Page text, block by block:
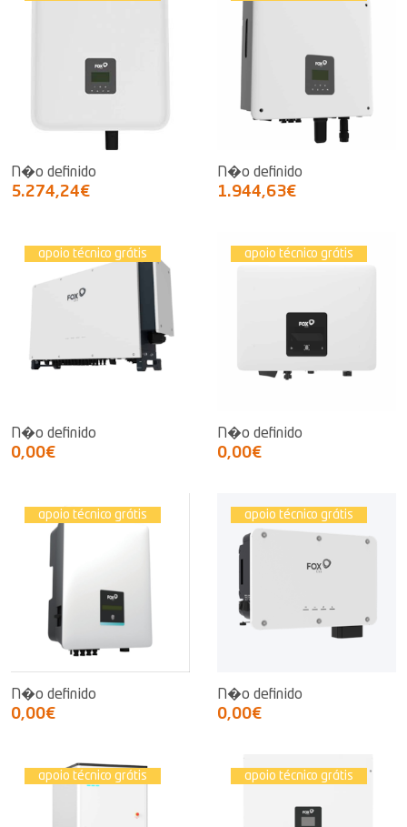
N�o definido
5.274,24€
N�o definido
1.944,63€
apoio técnico grátis
N�o definido
0,00€
apoio técnico grátis
N�o definido
0,00€
apoio técnico grátis
N�o definido
0,00€
apoio técnico grátis
N�o definido
0,00€
apoio técnico grátis apoio técnico grátis